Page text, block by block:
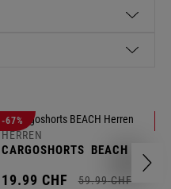
-67%
HERREN
CARGOSHORTS BEACH
19.99 CHF 59.99 CHF